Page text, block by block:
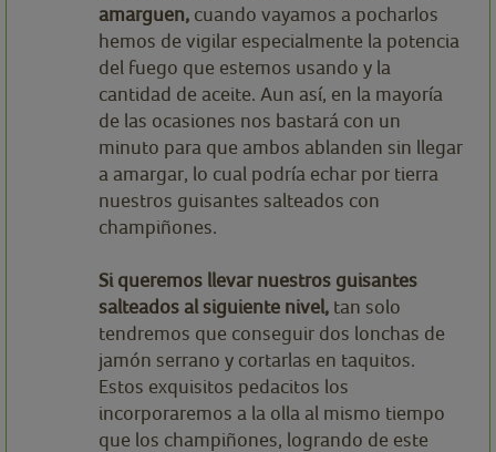
amarguen, cuando vayamos a pocharlos
hemos de vigilar especialmente la potencia
del fuego que estemos usando y la
cantidad de aceite. Aun así, en la mayoría
de las ocasiones nos bastará con un
minuto para que ambos ablanden sin llegar
a amargar, lo cual podría echar por tierra
nuestros guisantes salteados con
champiñones.
Si queremos llevar nuestros guisantes
salteados al siguiente nivel, tan solo
tendremos que conseguir dos lonchas de
jamón serrano y cortarlas en taquitos.
Estos exquisitos pedacitos los
incorporaremos a la olla al mismo tiempo
que los champiñones, logrando de este